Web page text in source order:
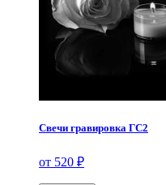
Свечи гравировка ГС2
от 520 ₽